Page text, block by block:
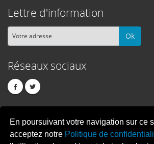
En poursuivant votre navigation sur ce
acceptez notre Politique de
Lettre d'information
Ok
Réseaux sociaux
PIXELCREATION